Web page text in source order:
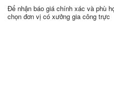
Để nhận báo giá chính xác và phù
chọn đơn vị có xưởng gia công trực